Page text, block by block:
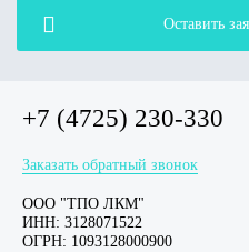
Оставить
+7 (4725) 230-330
Заказать обратный звонок
ООО "ТПО ЛКМ"
ИНН: 3128071522
ОГРН: 1093128000900